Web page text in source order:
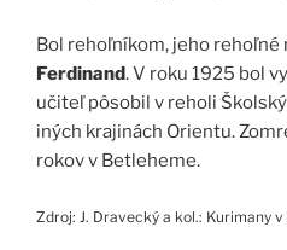
Bol rehoľníkom, jeho rehoľné
Ferdinand. V roku 1925 bol
učiteľ pôsobil v reholi
iných krajinách Orientu.
rokov v Betleheme.
Zdroj: J. Dravecký a kol.: Kurimany